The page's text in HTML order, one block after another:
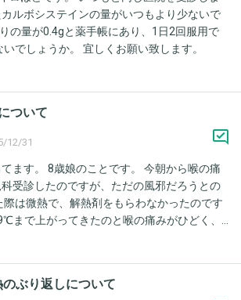
てよいでしょうか？ また、明日も熱が出た
らまた再受診した方がよいのでしょうか？
ルボシステインの量がいつもより少ないで
の量が0.4gと薬手帳にあり、1日2回服用で
でしょうか。 宜しくお願い致します。
ついて
12/31
ます。 8歳娘のことです。 今朝から喉の痛
受診したのですが、ただの風邪だろうとの
際は微熱で、解熱剤をもらわなかったのです
まで上がってきたのと喉の痛みがひどく、
たいと思っているのですが、薬の併用につ
ぶり返しについて